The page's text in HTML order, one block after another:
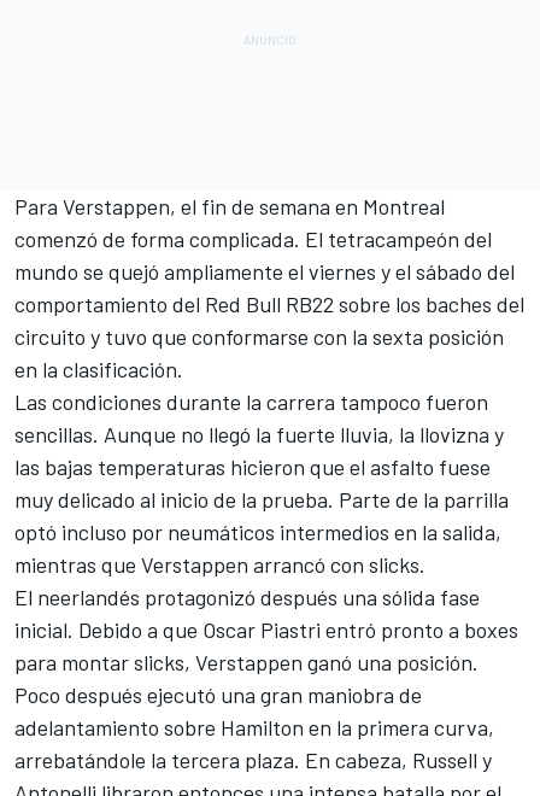
Para Verstappen, el fin de semana en Montreal
comenzó de forma complicada. El tetracampeón del
mundo se quejó ampliamente el viernes y el sábado del
comportamiento del Red Bull RB22 sobre los baches del
circuito y tuvo que conformarse con la sexta posición
en la clasificación.
Las condiciones durante la carrera tampoco fueron
sencillas. Aunque no llegó la fuerte lluvia, la llovizna y
las bajas temperaturas hicieron que el asfalto fuese
muy delicado al inicio de la prueba. Parte de la parrilla
optó incluso por neumáticos intermedios en la salida,
mientras que Verstappen arrancó con slicks.
El neerlandés protagonizó después una sólida fase
inicial. Debido a que Oscar Piastri entró pronto a boxes
para montar slicks, Verstappen ganó una posición.
Poco después ejecutó una gran maniobra de
adelantamiento sobre Hamilton en la primera curva,
arrebatándole la tercera plaza. En cabeza, Russell y